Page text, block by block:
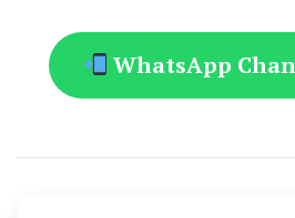
WhatsApp